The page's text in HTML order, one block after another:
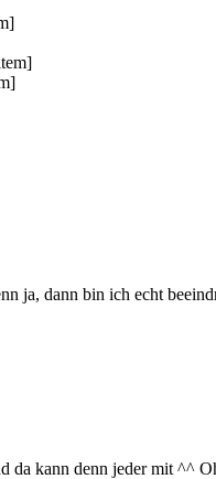
ja, dann bin ich echt
da kann denn jeder mit ^^